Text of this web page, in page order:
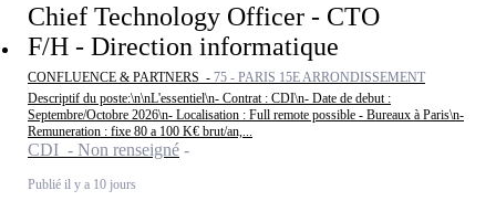
Chief Technology Officer - CTO
F/H - Direction informatique
CONFLUENCE & PARTNERS - 75 - PARIS 15E ARRONDISSEMENT
Descriptif du poste:\n\nL'essentiel\n- Contrat : CDI\n- Date de debut :
Septembre/Octobre 2026\n- Localisation : Full remote possible - Bureaux à Paris\n-
Remuneration : fixe 80 a 100 K€ brut/an,...
CDI - Non renseigné
Publié il y a 10 jours